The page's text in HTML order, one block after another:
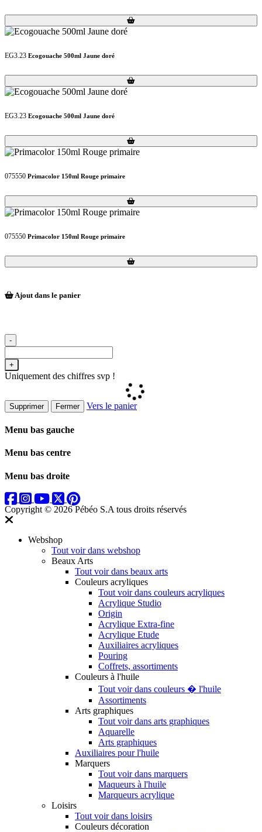
Loading...
Loading...
EG3.23 Ecogouache 500ml Jaune doré
Loading...
Loading...
EG3.23 Ecogouache 500ml Jaune doré
Loading...
Loading...
075550 Primacolor 150ml Rouge primaire
Loading...
Loading...
075550 Primacolor 150ml Rouge primaire
Loading...
Loading...
Ajout dans le panier
-
+
Uniquement des chiffres svp !
Supprimer Fermer Vers le panier
Menu bas gauche
Menu bas centre
Menu bas droite
Copyright © 2026 Pébéo S.A tous droits réservés
Webshop
Tout voir dans webshop
Beaux Arts
Tout voir dans beaux arts
Couleurs acryliques
Tout voir dans couleurs acryliques
Acrylique Studio
Origin
Acrylique Extra-fine
Acrylique Etude
Auxiliaires acryliques
Pouring
Coffrets, assortiments
Couleurs à l'huile
Tout voir dans couleurs � l'huile
Assortiments
Arts graphiques
Tout voir dans arts graphiques
Aquarelle
Arts graphiques
Auxiliaires pour l'huile
Marquers
Tout voir dans marquers
Maqueurs à l'huile
Marqueurs acrylique
Loisirs
Tout voir dans loisirs
Couleurs décoration